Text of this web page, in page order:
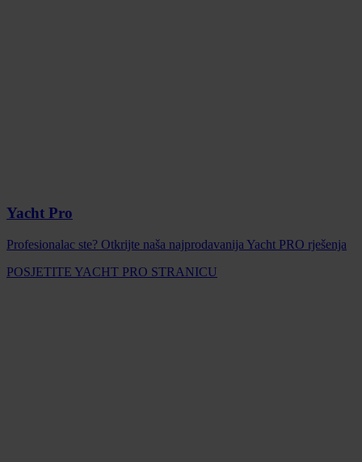
Yacht Pro
Profesionalac ste? Otkrijte naša najprodavanija Yacht PRO rješenja
POSJETITE YACHT PRO STRANICU